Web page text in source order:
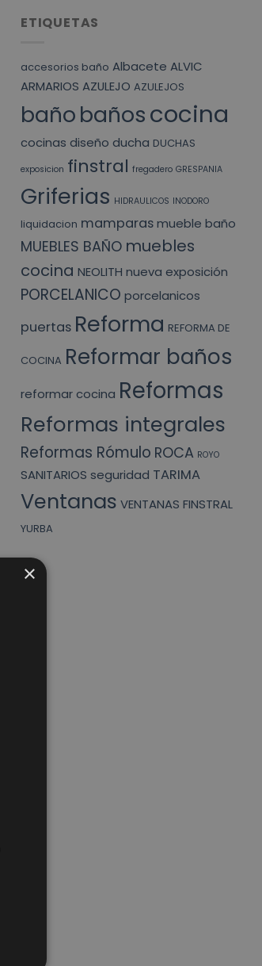
ETIQUETAS
accesorios baño Albacete ALVIC
ARMARIOS AZULEJO AZULEJOS
bañobañoscocina
cocinas diseño ducha DUCHAS
exposicion finstral fregadero GRESPANIA
Griferias HIDRAULICOS INODORO
liquidacion mamparasmueble baño
MUEBLES BAÑO muebles
cocina NEOLITH nueva exposición
PORCELANICO porcelanicos
puertas Reforma REFORMA DE
COCINA Reformar baños
reformar cocina Reformas
Reformas integrales
Reformas Rómulo ROCA ROYO
SANITARIOS seguridad TARIMA
Ventanas VENTANAS FINSTRAL
YURBA
×